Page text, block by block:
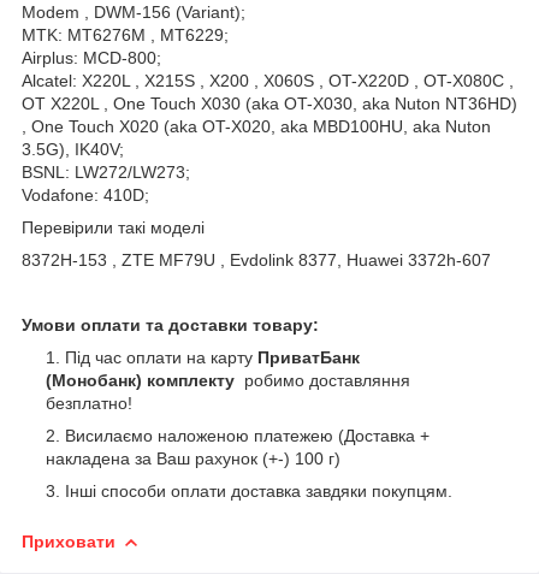
Modem , DWM-156 (Variant);
MTK: MT6276M , MT6229;
Airplus: MCD-800;
Alcatel: X220L , X215S , X200 , X060S , OT-X220D , OT-X080C ,
OT X220L , One Touch X030 (aka OT-X030, aka Nuton NT36HD)
, One Touch X020 (aka OT-X020, aka MBD100HU, aka Nuton
3.5G), IK40V;
BSNL: LW272/LW273;
Vodafone: 410D;
Перевірили такі моделі
8372H-153 , ZTE MF79U , Evdolink 8377, Huawei 3372h-607
Умови оплати та доставки товару:
Під час оплати на карту ПриватБанк
(Монобанк) комплекту робимо доставляння
безплатно!
Висилаємо наложеною платежею (Доставка +
накладена за Ваш рахунок (+-) 100 г)
Інші способи оплати доставка завдяки покупцям.
Приховати